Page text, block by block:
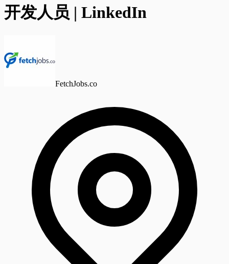
开发人员 | LinkedIn
FetchJobs.co